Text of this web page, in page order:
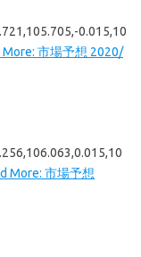
0.015,10
More: 市場予想 2020/
More: 市場予想